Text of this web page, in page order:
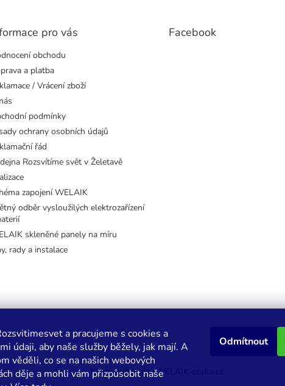
a pracujeme s cookies a
údaji, aby naše služby běžely, jak mají. A
věděli, co se na našich webových
děje a mohli vám přizpůsobit naše
Odmítnout
pro vás
obchodu
a platba
/ Vrácení zboží
podmínky
ochrany osobních údajů
řád
Rozsvítíme svět v Želetavě
zapojení WELAIK
odběr vysloužilých elektrozařízení
skleněné panely na míru
rady a instalace
Facebook
Kontaktujte nás WELAIK-cesko.cz